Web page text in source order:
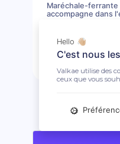
Maréchale-
accompagne dans
Prendre
Hello 👋🏼
C'est nous
Valkae utilise des
ceux que vous